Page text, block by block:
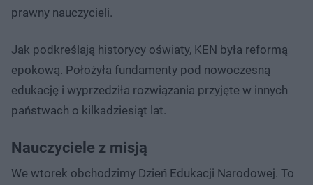
prawny nauczycieli.
Jak podkreślają historycy oświaty, KEN była reformą
epokową. Położyła fundamenty pod nowoczesną
edukację i wyprzedziła rozwiązania przyjęte w innych
państwach o kilkadziesiąt lat.
Nauczyciele z misją
We wtorek obchodzimy Dzień Edukacji Narodowej. To